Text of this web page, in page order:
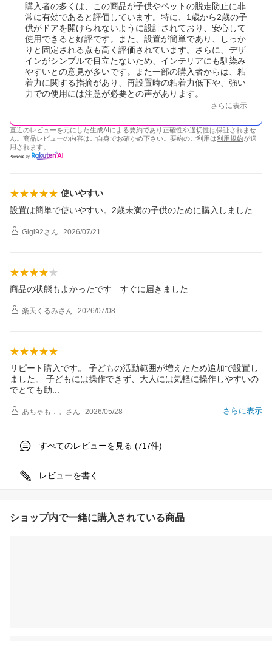
購入者の多くは、この商品が子供やペットの脱走防止に非
常に有効であると評価しています。特に、1歳から2歳の子
供がドアを開けられないように設計されており、安心して
使用できると好評です。また、設置が簡単であり、しっか
りと固定される点も高く評価されています。さらに、デザ
インがシンプルで目立たないため、インテリアにも馴染み
やすいとの意見が多いです。また一部の購入者からは、粘
着力に関する指摘があり、再設置時の粘着力低下や、強い
力での使用には注意が必要との声があります。
さらに表示
直近のレビューを元にした生成AIによる要約であり正確性や適切性は保証されませ
ん。商品レビューの内容はご自身でお確かめ下さい。要約のご利用は利用規約が適
用されます。
使いやすい
設置は簡単で使いやすい。2歳未満の子供のために購入しました
Gigi92さん 2026/07/21
商品の状態もよかったです すぐに届きました
楽天くるみさん 2026/07/08
リピート購入です。 子どもの活動範囲が増えたため追加で設置し
ました。 子どもには操作できず、大人には気軽に操作しやすいの
でとても助
さらに表示
あちゃも．。 さん 2026/05/28
すべてのレビューを見る (717件)
レビューを書く
ショップ内で一緒に購入されている商品